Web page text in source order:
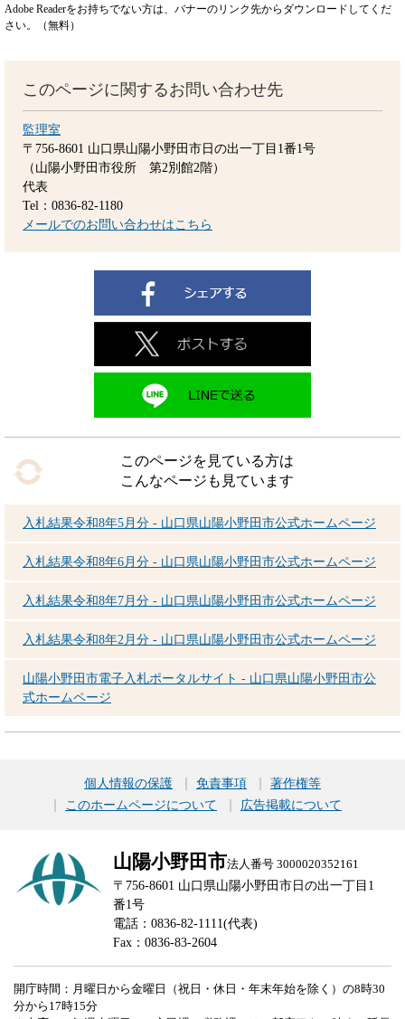
Adobe Readerをお持ちでない方は、バナーのリンク先からダウンロードしてくだ
さい。（無料）
このページに関するお問い合わせ先
監理室
〒756-8601 山口県山陽小野田市日の出一丁目1番1号
（山陽小野田市役所 第2別館2階）
代表
Tel：0836-82-1180
メールでのお問い合わせはこちら
このページを見ている方は
こんなページも見ています
入札結果令和8年5月分 - 山口県山陽小野田市公式ホームページ
入札結果令和8年6月分 - 山口県山陽小野田市公式ホームページ
入札結果令和8年7月分 - 山口県山陽小野田市公式ホームページ
入札結果令和8年2月分 - 山口県山陽小野田市公式ホームページ
山陽小野田市電子入札ポータルサイト - 山口県山陽小野田市公
式ホームページ
個人情報の保護 免責事項
著作権等
このホームページについて
広告掲載について
山陽小野田市法人番号 3000020352161
〒756-8601 山口県山陽小野田市日の出一丁目1
番1号
電話：0836-82-1111(代表)
Fax：0836-83-2604
開庁時間：月曜日から金曜日（祝日・休日・年末年始を除く）の8時30
分から17時15分